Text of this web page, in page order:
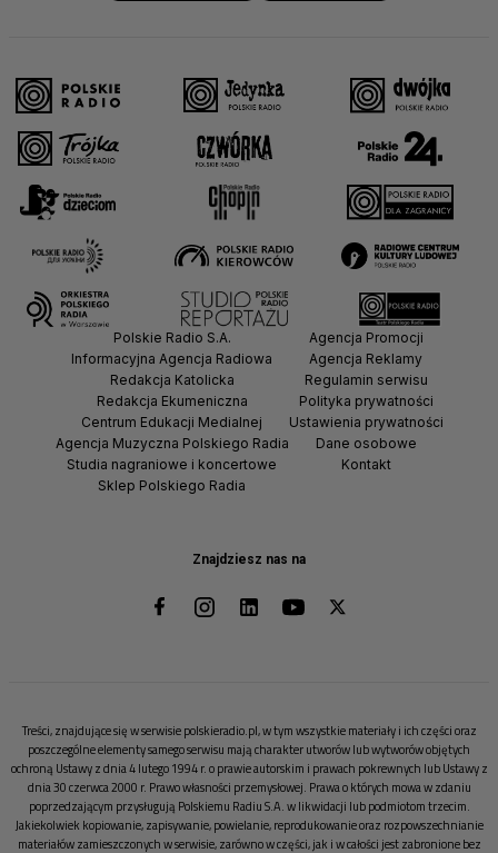
Znajdziesz nas na
Polskie Radio S.A.
Informacyjna Agencja Radiowa
Redakcja Katolicka
Redakcja Ekumeniczna
Centrum Edukacji Medialnej
Agencja Muzyczna Polskiego Radia
Studia nagraniowe i koncertowe
Sklep Polskiego Radia
Agencja Promocji
Agencja Reklamy
Regulamin serwisu
Polityka prywatności
Ustawienia prywatności
Dane osobowe
Kontakt
Treści, znajdujące się w serwisie polskieradio.pl, w tym wszystkie materiały i ich części oraz
poszczególne elementy samego serwisu mają charakter utworów lub wytworów objętych
ochroną Ustawy z dnia 4 lutego 1994 r. o prawie autorskim i prawach pokrewnych lub Ustawy z
dnia 30 czerwca 2000 r. Prawo własności przemysłowej. Prawa o których mowa w zdaniu
poprzedzającym przysługują Polskiemu Radiu S.A. w likwidacji lub podmiotom trzecim.
Jakiekolwiek kopiowanie, zapisywanie, powielanie, reprodukowanie oraz rozpowszechnianie
materiałów zamieszczonych w serwisie, zarówno w części, jak i w całości jest zabronione bez